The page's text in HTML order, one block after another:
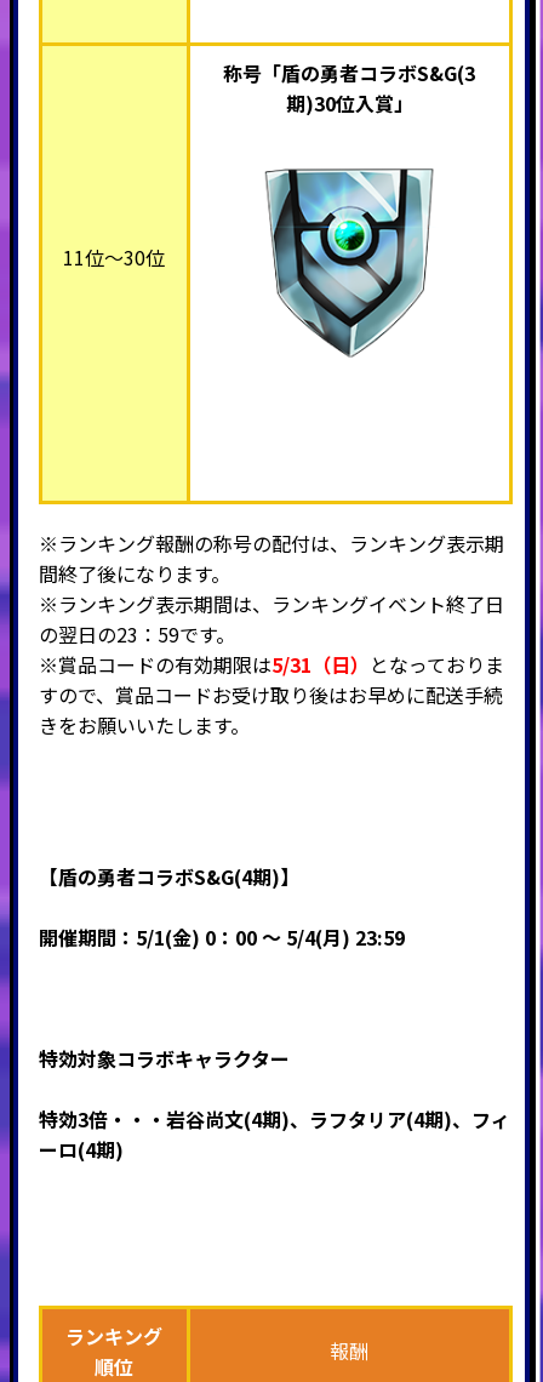
11位～30位
称号「盾の勇者コラボS&G(3
期)30位入賞 」
※ランキング報酬の称号の配付は、ランキング表示期
間終了後になります。
※ランキング表示期間は、ランキングイベント終了日
の翌日の23：59です。
※賞品コードの有効期限は5/31（日） となっておりま
すので、賞品コードお受け取り後はお早めに配送手続
きをお願いいたします。
【盾の勇者コラボS&G(4期)】
開催期間：5/1(金) 0：00 ～ 5/4(月) 23:59
特効対象コラボキャラクター
特効3倍・・・岩谷尚文(4期)、ラフタリア(4期)、フィ
ーロ(4期)
ランキング
順位
報酬